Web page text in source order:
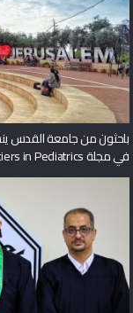
باحثون من جامعة القدس
في مجلة Frontiers in Pediatrics